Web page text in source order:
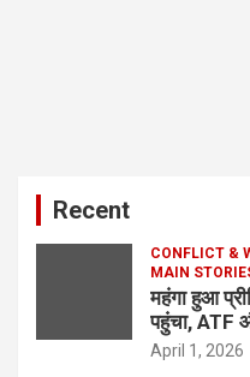
Recent
CONFLICT &
MAIN
महंगा हुआ
पहुंचा, ATF
April 1, 2026